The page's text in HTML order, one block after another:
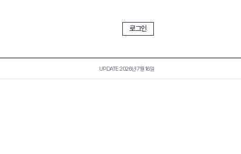
로그인
UPDATE 2026년 7월 16일